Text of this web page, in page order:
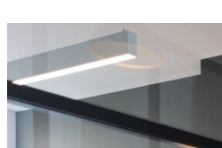
des
locaux
professionnels